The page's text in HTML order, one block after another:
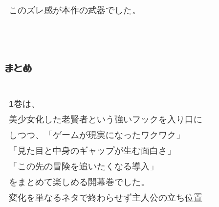
このズレ感が本作の武器でした。
まとめ
1巻は、
美少女化した老賢者という強いフックを入り口に
しつつ、
「ゲームが現実になったワクワク」
「見た目と中身のギャップが生む面白さ」
「この先の冒険を追いたくなる導入」
をまとめて楽しめる開幕巻でした。
変化を単なるネタで終わらせず主人公の立ち位置